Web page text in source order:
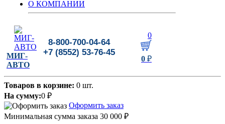
О КОМПАНИИ
МИГ-
АВТО
8-800-700-04-64
+7 (8552) 53-76-45
0
0 ₽
Товаров в корзине: 0 шт.
На сумму:0 ₽
Оформить заказ
Минимальная сумма заказа 30 000 ₽